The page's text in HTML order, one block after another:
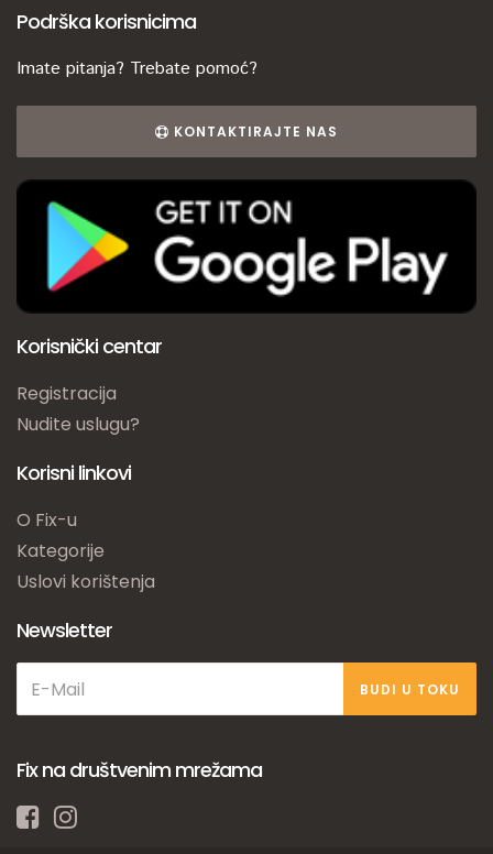
Podrška korisnicima
Imate pitanja? Trebate pomoć?
KONTAKTIRAJTE NAS
Korisnički centar
Registracija
Nudite uslugu?
Korisni linkovi
O Fix-u
Kategorije
Uslovi korištenja
Newsletter
BUDI U TOKU
Fix na društvenim mrežama